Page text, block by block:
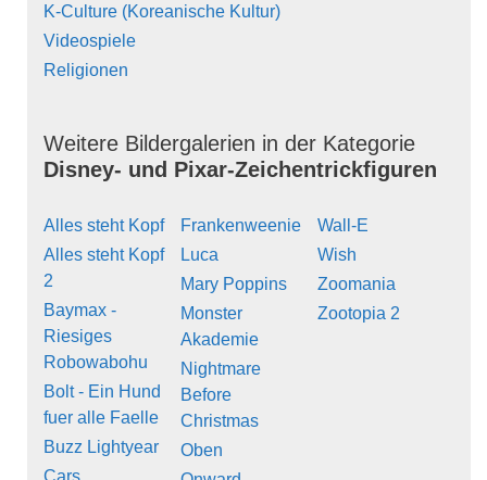
K-Culture (Koreanische Kultur)
Videospiele
Religionen
Weitere Bildergalerien in der Kategorie
Disney- und Pixar-Zeichentrickfiguren
Alles steht Kopf
Alles steht Kopf
2
Baymax -
Riesiges
Robowabohu
Bolt - Ein Hund
fuer alle Faelle
Buzz Lightyear
Cars
Frankenweenie
Luca
Mary Poppins
Monster
Akademie
Nightmare
Before
Christmas
Oben
Wall-E
Wish
Zoomania
Zootopia 2